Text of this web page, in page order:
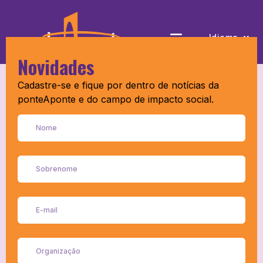
Idioma
Novidades
Cadastre-se e fique por dentro de notícias da
ponteAponte e do campo de impacto social.